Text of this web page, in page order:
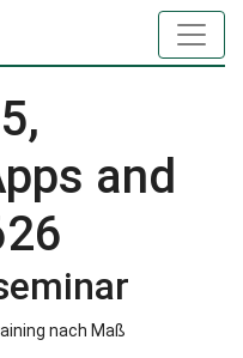
and
nach Maß